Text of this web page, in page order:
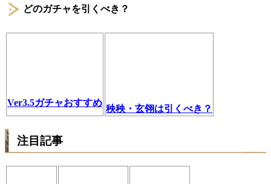
どのガチャを引くべき？
Ver3.5ガチャおすすめ
秧秧・玄翎は引くべき？
注目記事